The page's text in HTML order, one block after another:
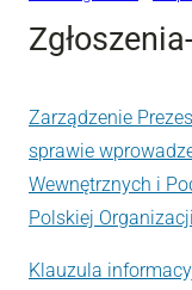
Zarządzenie
sprawie
Wewnętrznych i
Polskiej
Klauzula